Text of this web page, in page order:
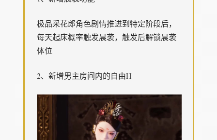
极品采花郎角色剧情推进到特定阶段后，
每天起床概率触发晨袭，触发后解锁晨袭
体位
2、新增男主房间内的自由H